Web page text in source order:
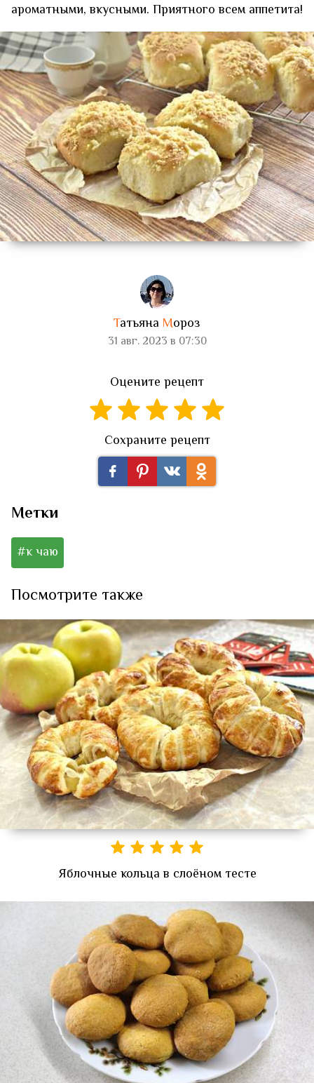
ароматными, вкусными. Приятного всем аппетита!
Татьяна Мороз
31 авг. 2023 в 07:30
Оцените рецепт
Сохраните рецепт
Метки
#к чаю
Посмотрите также
Яблочные кольца в слоёном тесте